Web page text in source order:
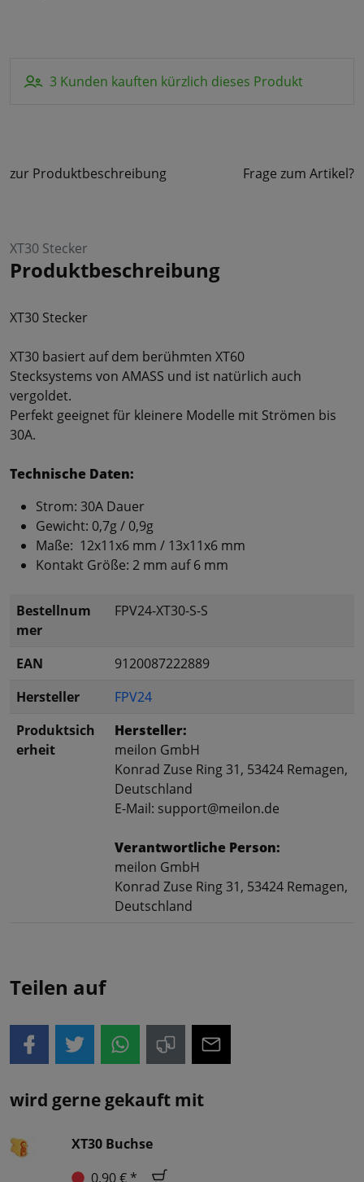
3 Kunden kauften kürzlich dieses Produkt
zur Produktbeschreibung Frage zum Artikel?
XT30 Stecker
Produktbeschreibung
XT30 Stecker
XT30 basiert auf dem berühmten XT60
Stecksystems von AMASS und ist natürlich auch
vergoldet.
Perfekt geeignet für kleinere Modelle mit Strömen bis
30A.
Technische Daten:
Strom: 30A Dauer
Gewicht: 0,7g / 0,9g
Maße: 12x11x6 mm / 13x11x6 mm
Kontakt Größe: 2 mm auf 6 mm
Bestellnum
mer
FPV24-XT30-S-S
EAN
9120087222889
Hersteller
FPV24
Produktsich
erheit
Hersteller:
meilon GmbH
Konrad Zuse Ring 31, 53424 Remagen,
Deutschland
E-Mail: support@meilon.de
Verantwortliche Person:
meilon GmbH
Konrad Zuse Ring 31, 53424 Remagen,
Deutschland
Teilen auf
wird gerne gekauft mit
XT30 Buchse
0,90 € *